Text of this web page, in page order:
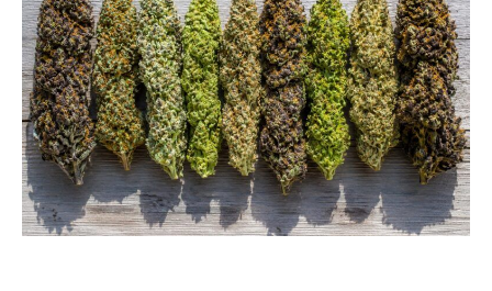
odmieniły
hodowlę
i
świat
nasion
konopi